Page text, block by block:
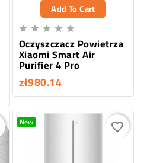
Add To Cart
    
Oczyszczacz Powietrza
Xiaomi Smart Air
Purifier 4 Pro
zł980.14
New favorite_border